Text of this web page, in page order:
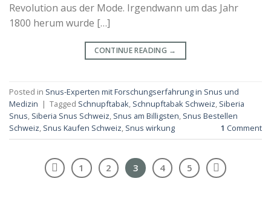
Revolution aus der Mode. Irgendwann um das Jahr
1800 herum wurde […]
CONTINUE READING →
Posted in Snus-Experten mit Forschungserfahrung in Snus und
Medizin | Tagged Schnupftabak, Schnupftabak Schweiz, Siberia
Snus, Siberia Snus Schweiz, Snus am Billigsten, Snus Bestellen
Schweiz, Snus Kaufen Schweiz, Snus wirkung 1 Comment
1 2 3 4 5